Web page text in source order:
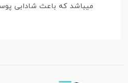
ميباشد كه باعث شادابى